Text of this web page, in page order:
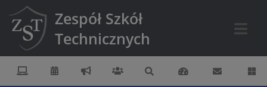
Zespół Szkół
Technicznych